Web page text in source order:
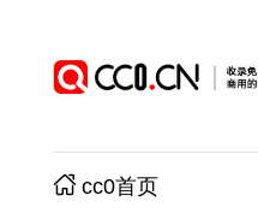
cc0首页